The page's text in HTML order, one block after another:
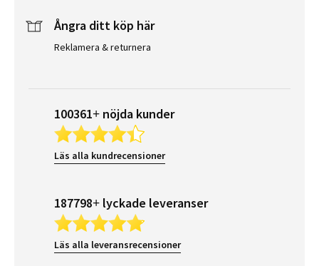
Ångra ditt köp här
Reklamera & returnera
100361+ nöjda kunder
Läs alla kundrecensioner
187798+ lyckade leveranser
Läs alla leveransrecensioner